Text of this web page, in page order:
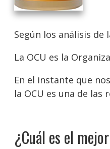
Según los análisis de
La OCU es la
En el instante que
la OCU es una de las
¿Cuál es el